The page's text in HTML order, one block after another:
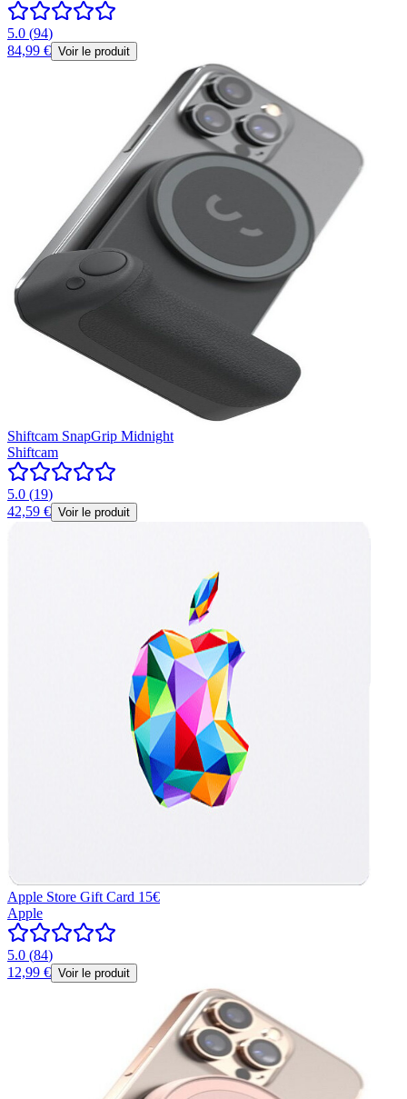
5.0 (94)
84,99 € Voir le produit
Shiftcam SnapGrip Midnight
Shiftcam
5.0 (19)
42,59 € Voir le produit
Apple Store Gift Card 15€
Apple
5.0 (84)
12,99 € Voir le produit